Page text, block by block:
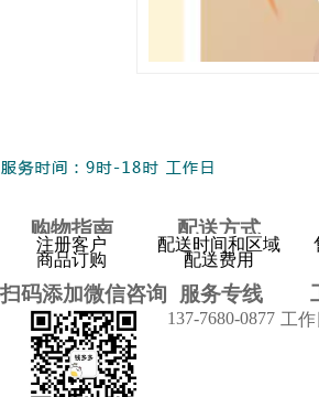
购物指南
注册客户
商品订购
配送方式
配送时间和区域
配送费用
扫码添加微信咨询 服务专线
137-7680-0877 工作